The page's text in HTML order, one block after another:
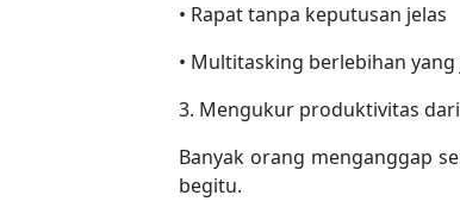
• Rapat tanpa keputusan jelas
• Multitasking berlebihan
3. Mengukur produktivitas
Banyak orang menganggap
begitu.